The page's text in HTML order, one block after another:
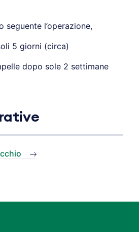
seguente l’operazione,
5 giorni (circa)
dopo sole 2 settimane